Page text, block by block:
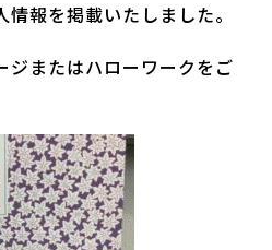
報を掲載いたしました。
ジまたはハローワークをご